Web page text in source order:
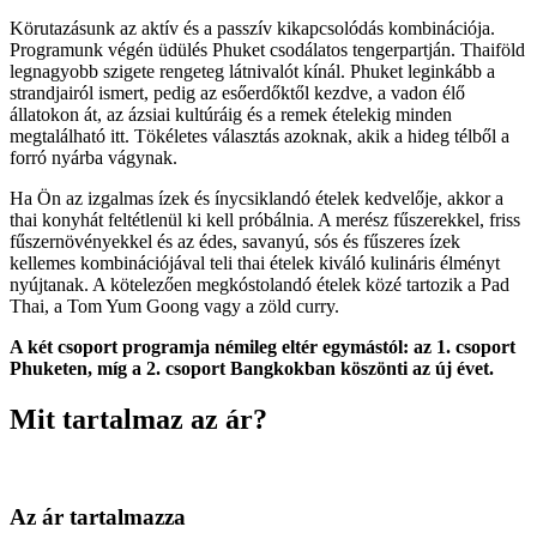
Körutazásunk az aktív és a passzív kikapcsolódás kombinációja.
Programunk végén üdülés Phuket csodálatos tengerpartján. Thaiföld
legnagyobb szigete rengeteg látnivalót kínál. Phuket leginkább a
strandjairól ismert, pedig az esőerdőktől kezdve, a vadon élő
állatokon át, az ázsiai kultúráig és a remek ételekig minden
megtalálható itt. Tökéletes választás azoknak, akik a hideg télből a
forró nyárba vágynak.
Ha Ön az izgalmas ízek és ínycsiklandó ételek kedvelője, akkor a
thai konyhát feltétlenül ki kell próbálnia. A merész fűszerekkel, friss
fűszernövényekkel és az édes, savanyú, sós és fűszeres ízek
kellemes kombinációjával teli thai ételek kiváló kulináris élményt
nyújtanak. A kötelezően megkóstolandó ételek közé tartozik a Pad
Thai, a Tom Yum Goong vagy a zöld curry.
A két csoport programja némileg eltér egymástól: az 1. csoport
Phuketen, míg a 2. csoport Bangkokban köszönti az új évet.
Mit tartalmaz az ár?
Az ár tartalmazza